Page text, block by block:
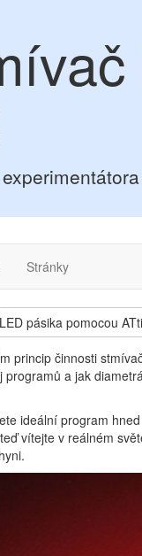
Stránky
pásika pomocou
princip činnosti
a jak
ideální program
vítejte v reálném